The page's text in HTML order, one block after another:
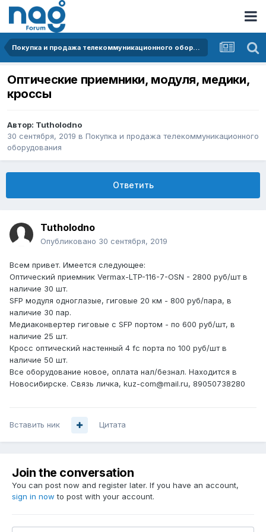
Покупка и продажа телекоммуникационного оборудования
Оптические приемники, модуля, медики,
кроссы
Автор: Tutholodno
30 сентября, 2019 в Покупка и продажа телекоммуникационного
оборудования
Ответить
Tutholodno
Опубликовано 30 сентября, 2019
Всем привет. Имеется следующее:
Оптический приемник Vermax-LTP-116-7-OSN - 2800 руб/шт в
наличие 30 шт.
SFP модуля одноглазые, гиговые 20 км - 800 руб/пара, в
наличие 30 пар.
Медиаконвертер гиговые с SFP портом - по 600 руб/шт, в
наличие 25 шт.
Кросс оптический настенный 4 fc порта по 100 руб/шт в
наличие 50 шт.
Все оборудование новое, оплата нал/безнал. Находится в
Новосибирске. Связь личка, kuz-com@mail.ru, 89050738280
Вставить ник Цитата
Join the conversation
You can post now and register later. If you have an account,
sign in now to post with your account.